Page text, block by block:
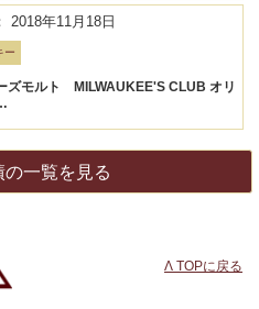
2018年11月18日
ー
ズモルト MILWAUKEE'S CLUB オリ
の一覧を見る
Λ TOPに戻る